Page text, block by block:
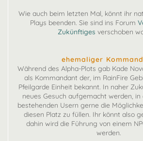
Wie auch beim letzten Mal, könnt ihr
Plays beenden. Sie sind ins Forum
Zukünftiges verschoben
ehemaliger
Während des Alpha-Plots gab Kade
als Kommandant der, im RainFire
Pfeilgarde Einheit bekannt. In naher
neues Gesuch aufgemacht werden,
bestehenden Usern gerne die
diesen Platz zu füllen. Ihr könnt also
dahin wird die Führung von einem
werden.